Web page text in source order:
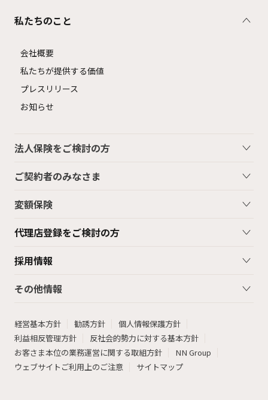
私たちのこと
会社概要
私たちが提供する価値
プレスリリース
お知らせ
法人保険をご検討の方
ご契約者のみなさま
変額保険
代理店登録をご検討の方
採用情報
その他情報
経営基本方針 勧誘方針
個人情報保護方針
利益相反管理方針
反社会的勢力に対する基本方針
お客さま本位の業務運営に関する取組方針
NN Group
ウェブサイトご利用上のご注意
サイトマップ